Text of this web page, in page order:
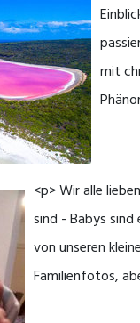
mit
<p> Wir alle
sind - Babys
von unseren
Familienfotos,